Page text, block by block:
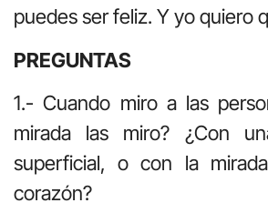
puedes ser feliz. Y yo quiero
PREGUNTAS
1.- Cuando miro a las
mirada las miro? ¿Con
superficial, o con la
corazón?